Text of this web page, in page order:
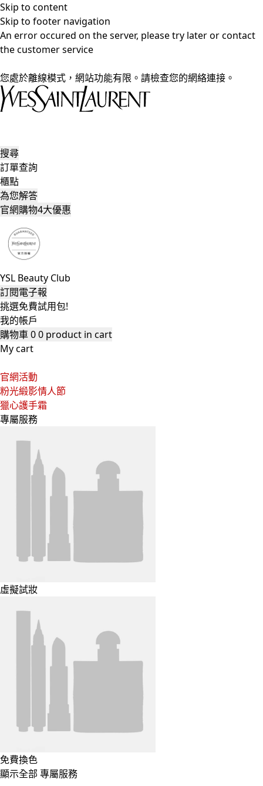
Skip to content
Skip to footer navigation
An error occured on the server, please try later or contact
the customer service
您處於離線模式，網站功能有限。請檢查您的網絡連接。
搜尋
訂單查詢
櫃點
為您解答
官網購物4大優惠
YSL Beauty Club
訂閱電子報
挑選免費試用包!
我的帳戶
購物車00 product in cart
My cart
官網活動
粉光緞影情人節
獵心護手霜
專屬服務
虛擬試妝
免費換色
顯示全部 專屬服務